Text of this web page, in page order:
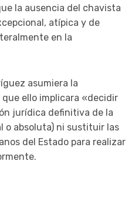
la ausencia del chavista
atípica y de
en la
asumiera la
ello implicara «decidir
jurídica definitiva de la
o absoluta) ni sustituir las
del Estado para realizar